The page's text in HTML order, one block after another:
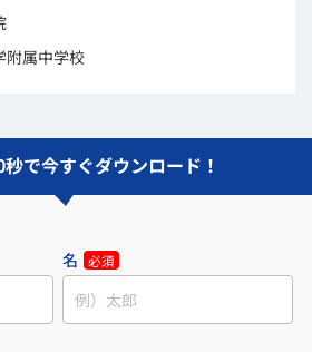
附属中学校
秒で今すぐダウンロード！
名 必須